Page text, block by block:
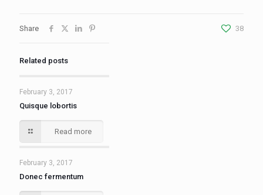
Share 38
Related posts
February 3, 2017
Quisque lobortis
Read more
February 3, 2017
Donec fermentum